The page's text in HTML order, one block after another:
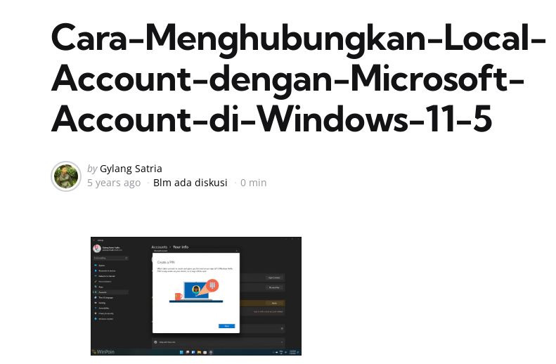
Cara-Menghubungkan-Local-
Account-dengan-Microsoft-
Account-di-Windows-11-5
Posted
by
by Gylang Satria
5 years ago
Blm ada diskusi 0 min